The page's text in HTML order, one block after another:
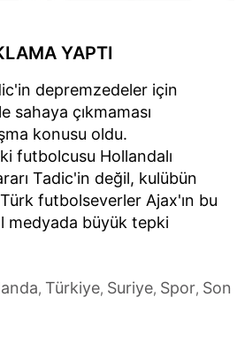
YAPTI
depremzedeler için
sahaya çıkmaması
konusu oldu.
futbolcusu Hollandalı
Tadic'in değil, kulübün
Türk futbolseverler Ajax'ın bu
medyada büyük tepki
, Türkiye, Suriye, Spor, Son